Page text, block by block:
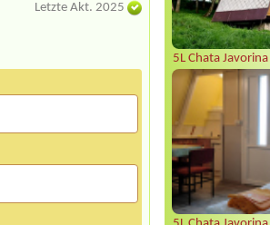
5L Chata Javorina
Letzte Akt. 2025